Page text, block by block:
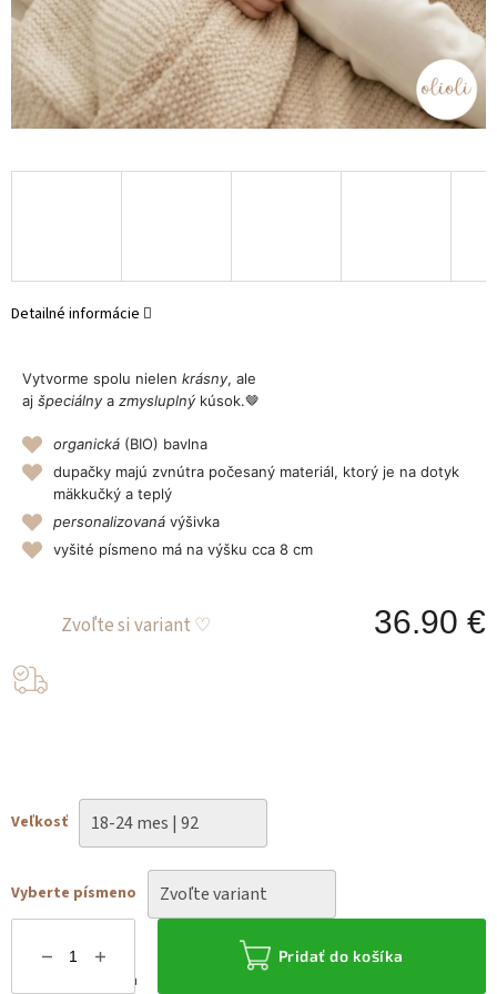
36.90 €
Veľkosť
Vyberte písmeno
Možnosti doručenia
Pridať do košíka
Vytvorme spolu nielen krásny, ale
aj špeciálny a zmysluplný kúsok.🤎
organická (BIO) bavlna
dupačky majú zvnútra počesaný materiál, ktorý je na dotyk
mäkkučký a teplý
personalizovaná výšivka
vyšité písmeno má na výšku cca 8 cm
Detailné informácie